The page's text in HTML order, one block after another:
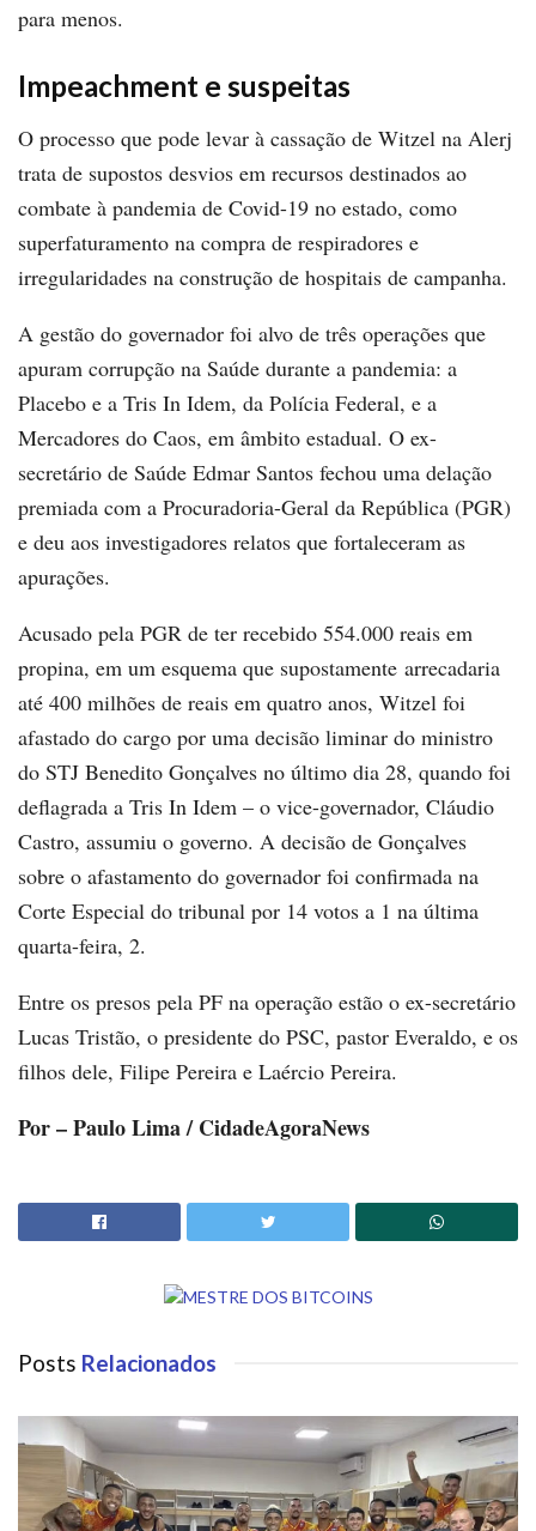
para menos.
Impeachment e suspeitas
O processo que pode levar à cassação de Witzel na Alerj
trata de supostos desvios em recursos destinados ao
combate à pandemia de Covid-19 no estado, como
superfaturamento na compra de respiradores e
irregularidades na construção de hospitais de campanha.
A gestão do governador foi alvo de três operações que
apuram corrupção na Saúde durante a pandemia: a
Placebo e a Tris In Idem, da Polícia Federal, e a
Mercadores do Caos, em âmbito estadual. O ex-
secretário de Saúde Edmar Santos fechou uma delação
premiada com a Procuradoria-Geral da República (PGR)
e deu aos investigadores relatos que fortaleceram as
apurações.
Acusado pela PGR de ter recebido 554.000 reais em
propina, em um esquema que supostamente arrecadaria
até 400 milhões de reais em quatro anos, Witzel foi
afastado do cargo por uma decisão liminar do ministro
do STJ Benedito Gonçalves no último dia 28, quando foi
deflagrada a Tris In Idem – o vice-governador, Cláudio
Castro, assumiu o governo. A decisão de Gonçalves
sobre o afastamento do governador foi confirmada na
Corte Especial do tribunal por 14 votos a 1 na última
quarta-feira, 2.
Entre os presos pela PF na operação estão o ex-secretário
Lucas Tristão, o presidente do PSC, pastor Everaldo, e os
filhos dele, Filipe Pereira e Laércio Pereira.
Por – Paulo Lima / CidadeAgoraNews
Posts Relacionados